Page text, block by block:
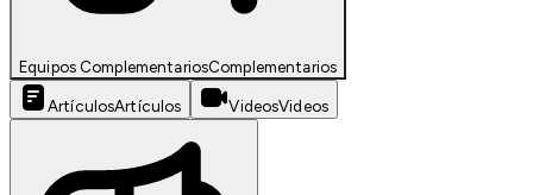
Equipos ComplementariosComplementarios
ArtículosArtículos VideosVideos